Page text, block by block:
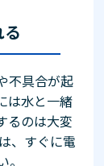
不具合が起
は水と一緒
るのは大変
、すぐに電